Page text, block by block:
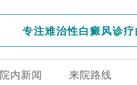
专注难治性白癜风诊
院内新闻 来院路线